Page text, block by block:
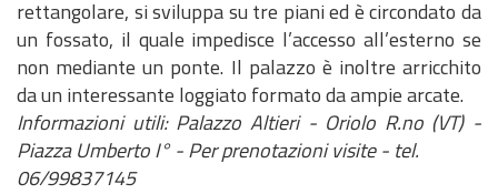
rettangolare, si sviluppa su tre piani ed è circondato da
un fossato, il quale impedisce l’accesso all’esterno se
non mediante un ponte. Il palazzo è inoltre arricchito
da un interessante loggiato formato da ampie arcate.
Informazioni utili: Palazzo Altieri - Oriolo R.no (VT) -
Piazza Umberto I° - Per prenotazioni visite - tel.
06/99837145